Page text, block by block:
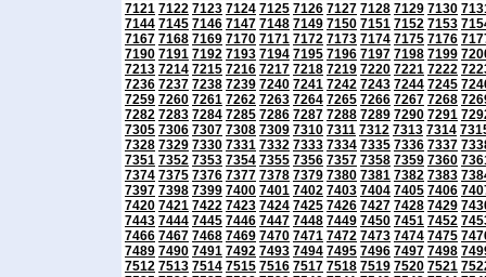
7121 7122 7123 7124 7125 7126 7127 7128 7129 7130
7144 7145 7146 7147 7148 7149 7150 7151 7152 7153
7167 7168 7169 7170 7171 7172 7173 7174 7175 7176
7190 7191 7192 7193 7194 7195 7196 7197 7198 7199
7213 7214 7215 7216 7217 7218 7219 7220 7221 7222
7236 7237 7238 7239 7240 7241 7242 7243 7244 7245
7259 7260 7261 7262 7263 7264 7265 7266 7267 7268
7282 7283 7284 7285 7286 7287 7288 7289 7290 7291
7305 7306 7307 7308 7309 7310 7311 7312 7313 7314
7328 7329 7330 7331 7332 7333 7334 7335 7336 7337
7351 7352 7353 7354 7355 7356 7357 7358 7359 7360
7374 7375 7376 7377 7378 7379 7380 7381 7382 7383
7397 7398 7399 7400 7401 7402 7403 7404 7405 7406
7420 7421 7422 7423 7424 7425 7426 7427 7428 7429
7443 7444 7445 7446 7447 7448 7449 7450 7451 7452
7466 7467 7468 7469 7470 7471 7472 7473 7474 7475
7489 7490 7491 7492 7493 7494 7495 7496 7497 7498
7512 7513 7514 7515 7516 7517 7518 7519 7520 7521